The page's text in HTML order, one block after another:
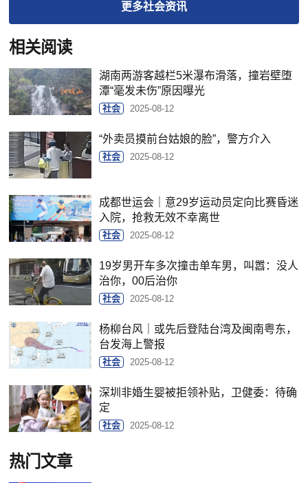
更多社会资讯
相关阅读
湖南两游客越栏5米瀑布滑落，撞岩壁堕
潭“毫发未伤”原因曝光
社会 2025-08-12
“外卖员摸前台姑娘的脸”，警方介入
社会 2025-08-12
成都世运会｜意29岁运动员定向比赛昏迷
入院，抢救无效不幸离世
社会 2025-08-12
19岁男开车多次撞击单车男，叫嚣：没人
治你，00后治你
社会 2025-08-12
杨柳台风｜或先后登陆台湾及闽南粤东，
台发海上警报
社会 2025-08-12
深圳非婚生婴被拒领补贴，卫健委：待确
定
社会 2025-08-12
热门文章